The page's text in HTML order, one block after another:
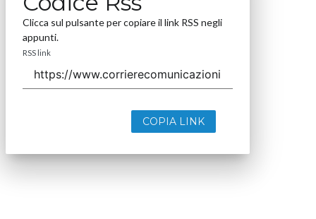
Clicca sul pulsante per copiare il link RSS negli
appunti.
RSS link
COPIA LINK